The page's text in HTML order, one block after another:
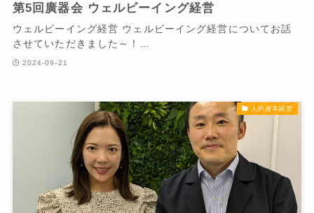
第5回廣器会 ウェルビーイング経営
ウェルビーイング経営 ウェルビーイング経営についてお話
させていただきました～！…
2024-09-21
人的資本経営